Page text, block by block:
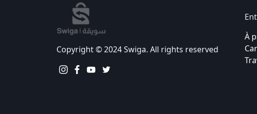
Copyright © 2024 Swiga. All rights reserved
À